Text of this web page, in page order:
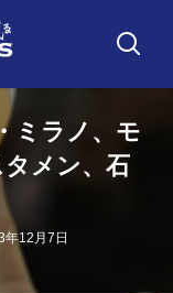
ミラノ、モ
メン、石
年12月7日